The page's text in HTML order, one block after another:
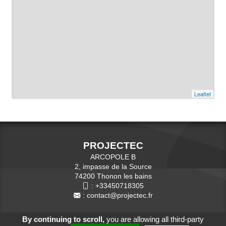
Leaflet
PROJECTEC
ARCOPOLE B
2, impasse de la Source
74200 Thonon les bains
: +33450718305
: contact@projectec.fr
By continuing to scroll,you are allowing all third-party